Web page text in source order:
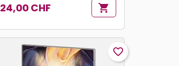
Prix
24,00 CHF shopping_cart
favorite_border